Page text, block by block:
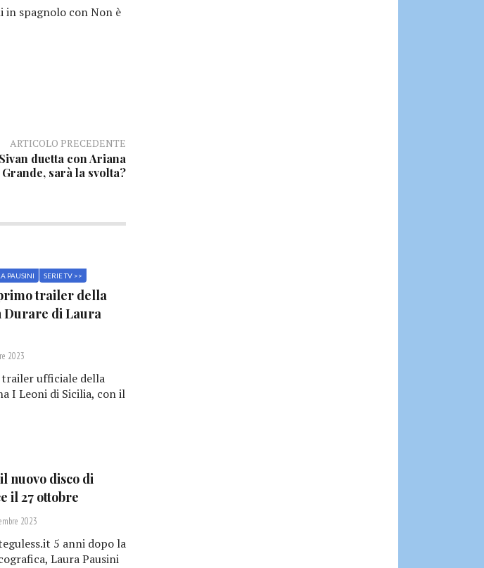
in spagnolo con Non è
ARTICOLO PRECEDENTE
duetta con Ariana
Grande, sarà la svolta?
PAUSINI SERIE TV >>
trailer della
Durare di Laura
2023
ufficiale della
I Leoni di Sicilia, con il
nuovo disco di
il 27 ottobre
2023
5 anni dopo la
Laura Pausini